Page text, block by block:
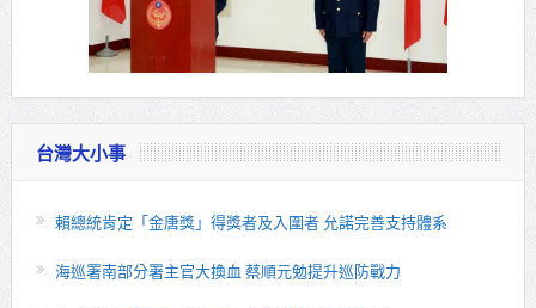
台灣大小事
賴總統肯定「金唐獎」得獎者及入圍者 允諾完善支持體系
海巡署南部分署主官大換血 蔡順元勉提升巡防戰力